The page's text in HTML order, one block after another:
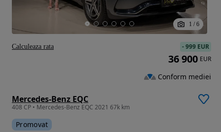
1 / 6
Mercedes-Benz EQC
408 CP • Mercedes-Benz EQC 2021 67k km
Promovat
-999 EUR
36 900 EUR
Conform mediei
Calculeaza rata